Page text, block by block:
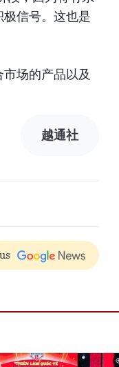
信号。这也是
场的产品以及
越通社